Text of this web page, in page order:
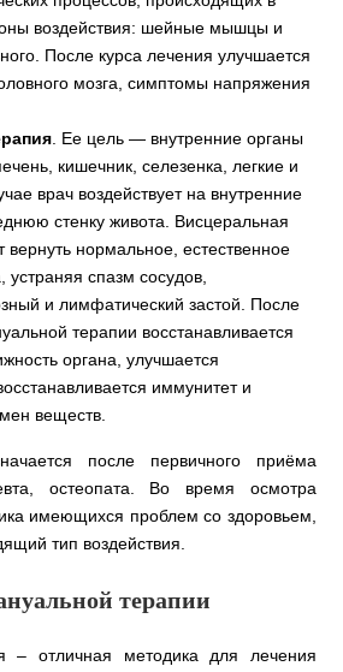
воздействия: шейные мышцы и
После курса лечения улучшается
мозга, симптомы напряжения
. Ее цель — внутренние органы
кишечник, селезенка, легкие и
врач воздействует на внутренние
стенку живота. Висцеральная
вернуть нормальное, естественное
устраняя спазм сосудов,
и лимфатический застой. После
терапии восстанавливается
органа, улучшается
иммунитет и
веществ.
после первичного приёма
остеопата. Во время осмотра
имеющихся проблем со здоровьем,
тип воздействия.
терапии
– отличная методика для лечения